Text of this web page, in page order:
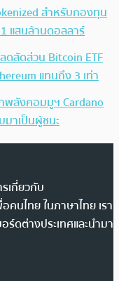
สำหรับกองทุน
แสนล้านดอลลาร์
สัดส่วน Bitcoin ETF
แทนถึง 3 เท่า
พลังคอมมูฯ Cardano
าเป็นผู้ชนะ
เกี่ยวกับ
คนไทย ในภาษาไทย เรา
ร์ดต่างประเทศและนำมา